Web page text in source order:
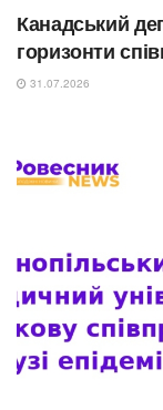
Канадський
горизонти
31.07.2026